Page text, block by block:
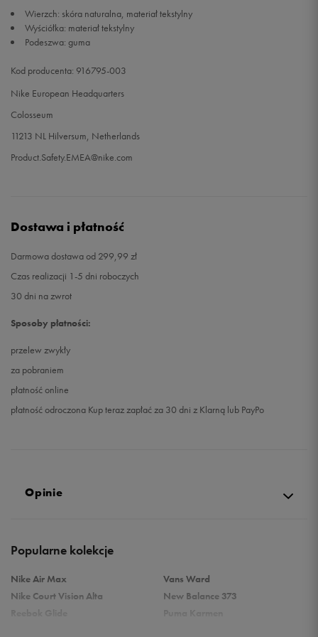
42 27 cm
Wierzch: skóra naturalna, materiał tekstylny
Wyściółka: materiał tekstylny
Podeszwa: guma
Kod producenta: 916795-003
Nike European Headquarters
Colosseum
11213 NL Hilversum, Netherlands
Product.Safety.EMEA@nike.com
Dostawa i płatność
Darmowa dostawa od 299,99 zł
Czas realizacji 1-5 dni roboczych
30 dni na zwrot
Sposoby płatności:
przelew zwykły
za pobraniem
płatność online
płatność odroczona Kup teraz zapłać za 30 dni z Klarną lub PayPo
Opinie
Popularne kolekcje
Nike Air Max
Nike Court Vision Alta
Vans Ward
New Balance 373